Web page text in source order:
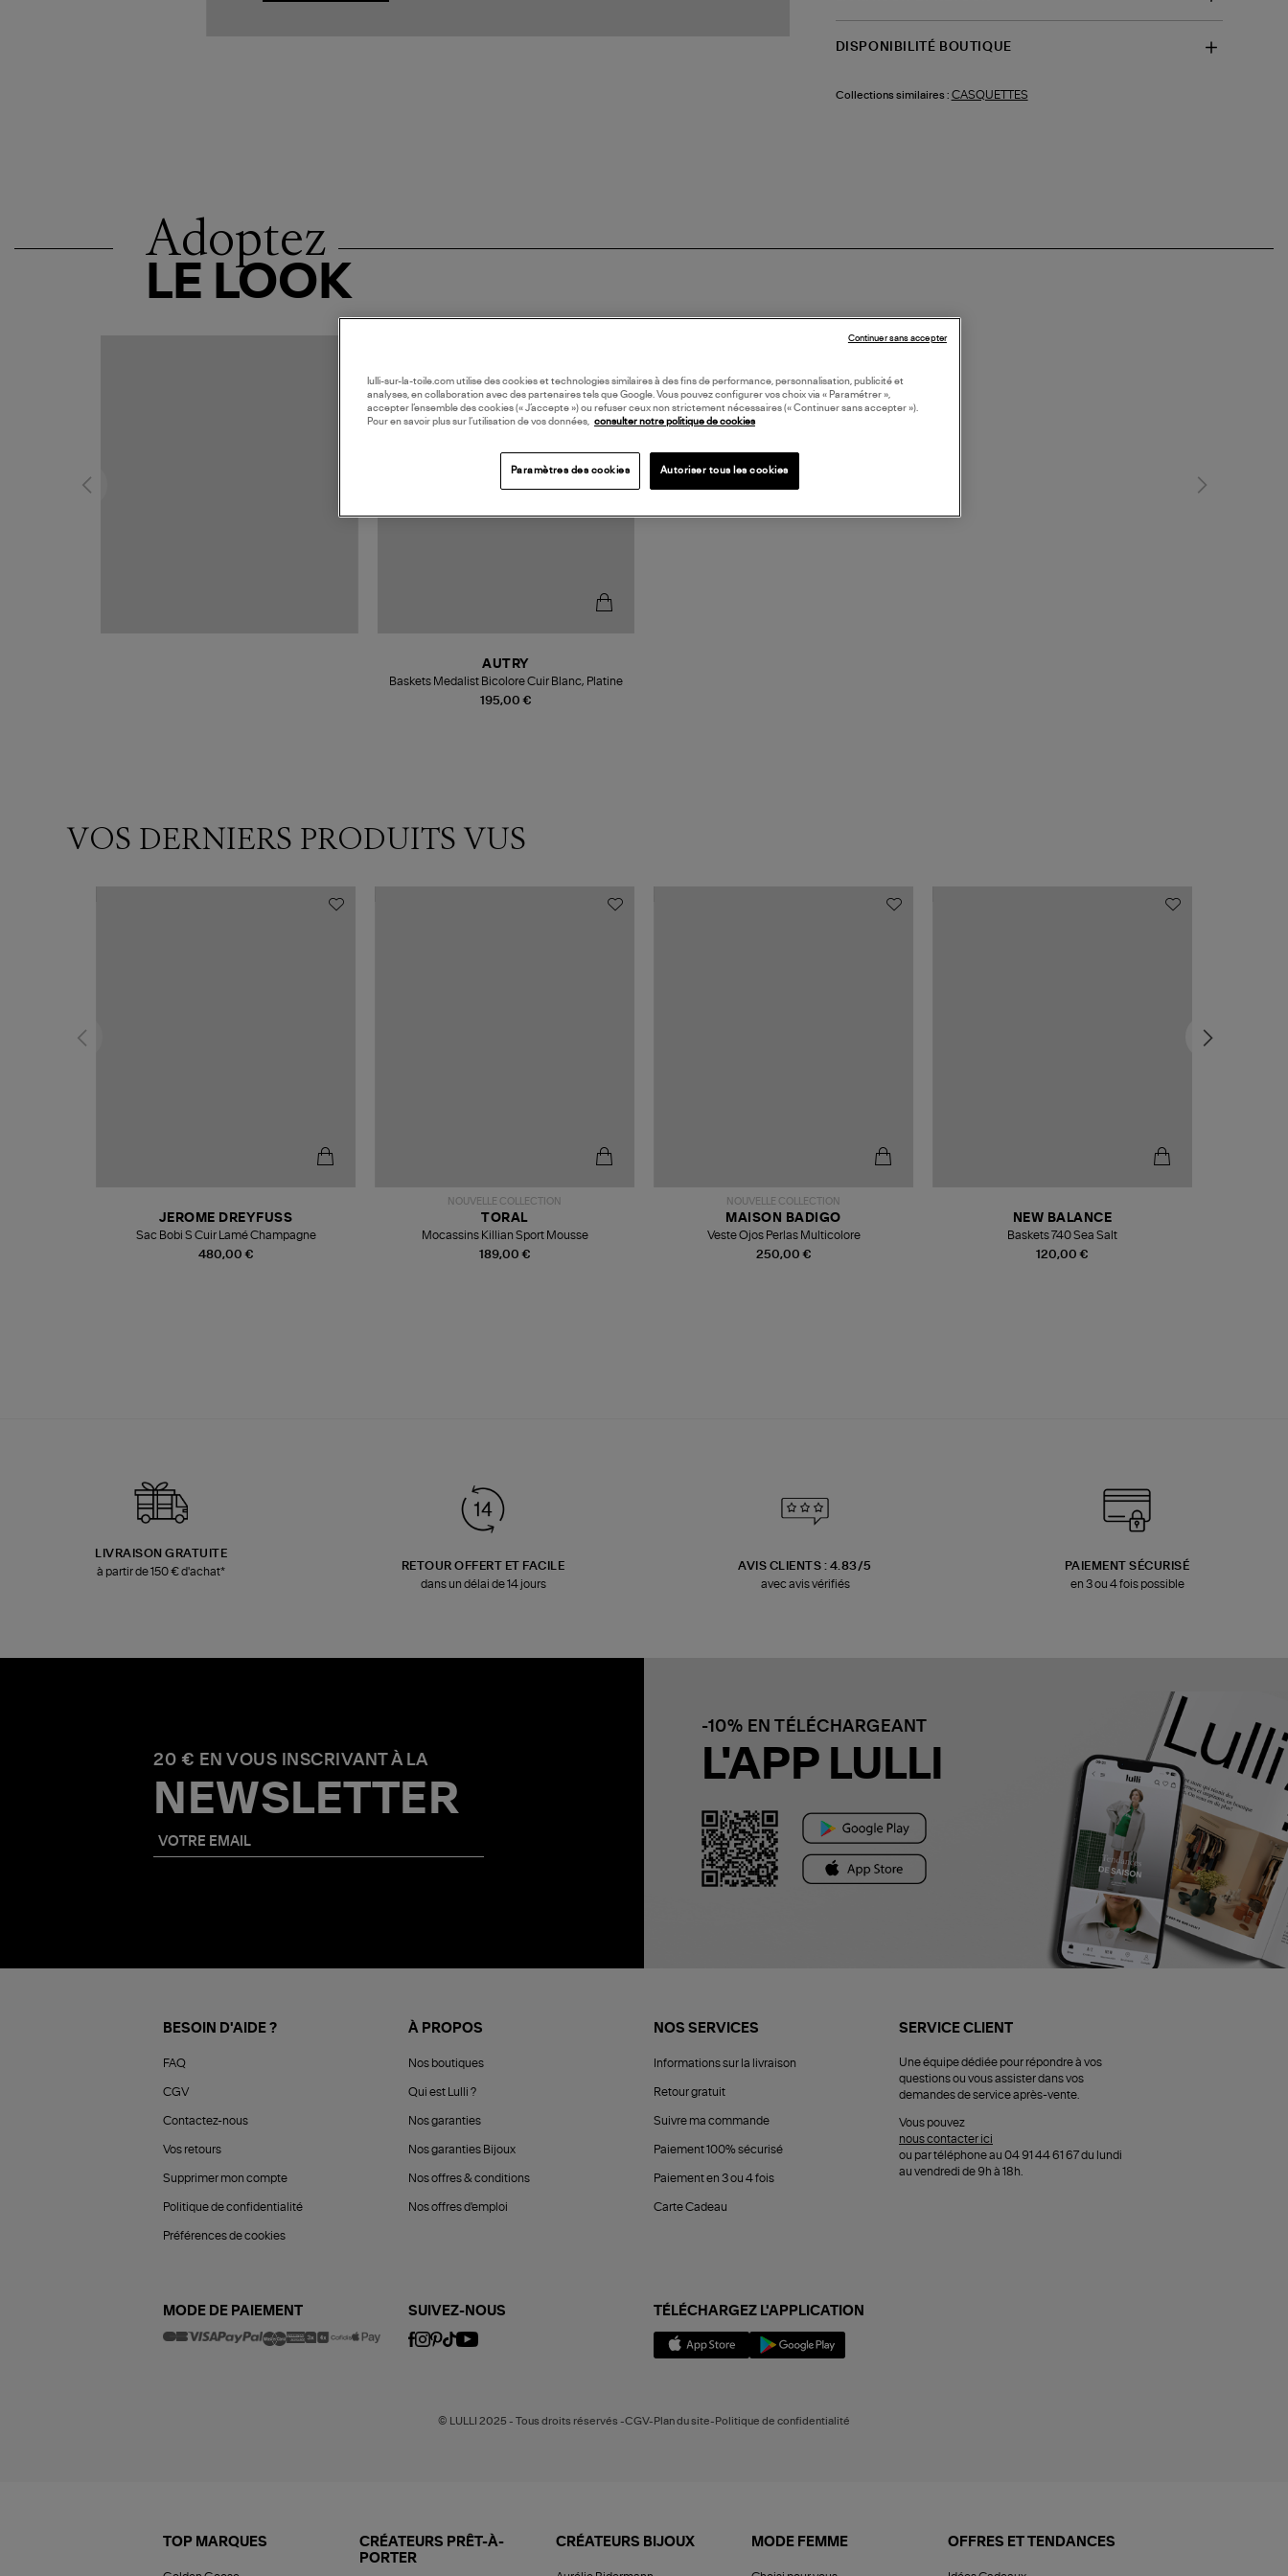
DISPONIBILITÉ BOUTIQUE
Collections similaires : CASQUETTES
Adoptez
LE LOOK
195,00 €
AUTRY
Baskets Medalist Bicolore Cuir Blanc, Platine
VOS DERNIERS PRODUITS VUS
480,00 €
JEROME DREYFUSS
Sac Bobi S Cuir Lamé Champagne
NOUVELLE COLLECTION
189,00 €
TORAL
Mocassins Killian Sport Mousse
NOUVELLE COLLECTION
250,00 €
MAISON BADIGO
Veste Ojos Perlas Multicolore
120,00 €
NEW BALANCE
Baskets 740 Sea Salt
LIVRAISON GRATUITE
à partir de 150 € d'achat*
RETOUR OFFERT ET FACILE
dans un délai de 14 jours
AVIS CLIENTS : 4.83/5
avec avis vérifiés
PAIEMENT SÉCURISÉ
en 3 ou 4 fois possible
20 € EN VOUS INSCRIVANT À LA
NEWSLETTER
-10% EN TÉLÉCHARGEANT
L'APP LULLI
BESOIN D'AIDE ?
FAQ
CGV
Contactez-nous
Vos retours
Supprimer mon compte
Politique de confidentialité
Préférences de cookies
À PROPOS
Nos boutiques
Qui est Lulli ?
Nos garanties
Nos garanties Bijoux
Nos offres & conditions
Nos offres d'emploi
NOS SERVICES
Informations sur la livraison
Retour gratuit
Suivre ma commande
Paiement 100% sécurisé
Paiement en 3 ou 4 fois
Carte Cadeau
SERVICE CLIENT
Une équipe dédiée pour répondre à vos
questions ou vous assister dans vos
demandes de service après-vente.
Vous pouvez
nous contacter ici
ou par téléphone au 04 91 44 61 67 du lundi
au vendredi de 9h à 18h.
MODE DE PAIEMENT SUIVEZ-NOUS TÉLÉCHARGEZ L'APPLICATION
© LULLI 2025 - Tous droits réservés -CGV-Plan du site-Politique de confidentialité
TOP MARQUES
CRÉATEURS PRÊT-À-
PORTER
CRÉATEURS BIJOUX MODE FEMME OFFRES ET TENDANCES
lulli-sur-la-toile.com utilise des cookies et technologies similaires à des fins de performance, personnalisation, publicité et
analyses, en collaboration avec des partenaires tels que Google. Vous pouvez configurer vos choix via « Paramétrer »,
accepter l’ensemble des cookies (« J’accepte ») ou refuser ceux non strictement nécessaires (« Continuer sans accepter »).
Pour en savoir plus sur l’utilisation de vos données, consulter notre politique de cookies
Paramètres des cookies Autoriser tous les cookies
Continuer sans accepter